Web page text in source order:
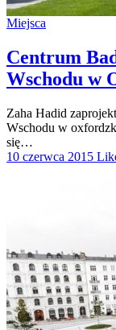
Miejsca
Centrum
Wschodu w
Zaha Hadid
Wschodu w
się…
10 czerwca 2015